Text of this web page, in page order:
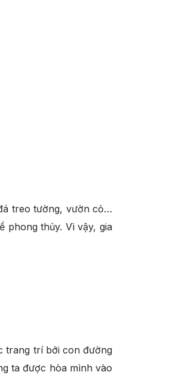
treo tường, vườn cỏ…
phong thủy. Vì vậy, gia
trang trí bởi con đường
ta được hòa mình vào